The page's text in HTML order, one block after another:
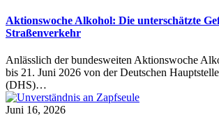
Aktionswoche Alkohol: Die unterschätzte
Straßenverkehr
Anlässlich der bundesweiten Aktionswoche
bis 21. Juni 2026 von der Deutschen
(DHS)…
Juni 16, 2026